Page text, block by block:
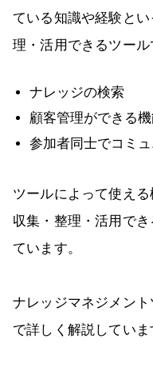
ている知識や経験と
理・活用できるツール
ナレッジの検索
顧客管理ができる
参加者同士でコミ
ツールによって使え
収集・整理・活用で
ています。
ナレッジマネジメン
で詳しく解説していま